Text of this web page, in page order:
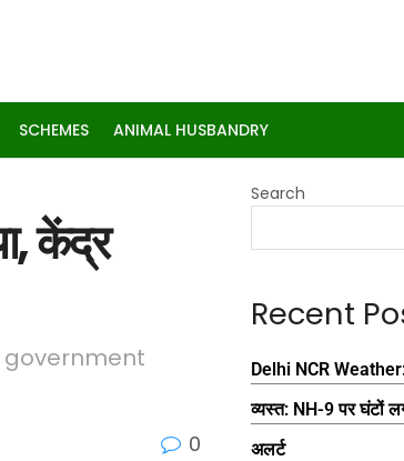
SCHEMES ANIMAL HUSBANDRY
केंद्र
0
Search
Recent
Delhi NCR
व्यस्त: NH-9 पर घंटों
अलर्ट